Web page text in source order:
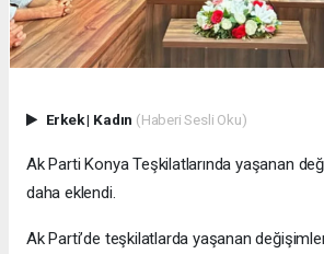
Erkek| Kadın (Haberi Sesli Oku)
Ak Parti Konya Teşkilatlarında yaşanan
daha eklendi.
Ak Parti’de teşkilatlarda yaşanan